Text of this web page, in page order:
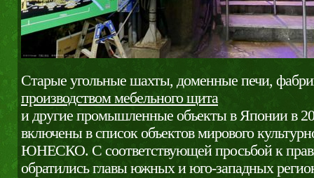
Старые угольные шахты, доменные печи,
производством мебельного щита
и другие промышленные объекты в Японии в
включены в список объектов мирового
ЮНЕСКО. С соответствующей просьбой к
обратились главы южных и юго-западных